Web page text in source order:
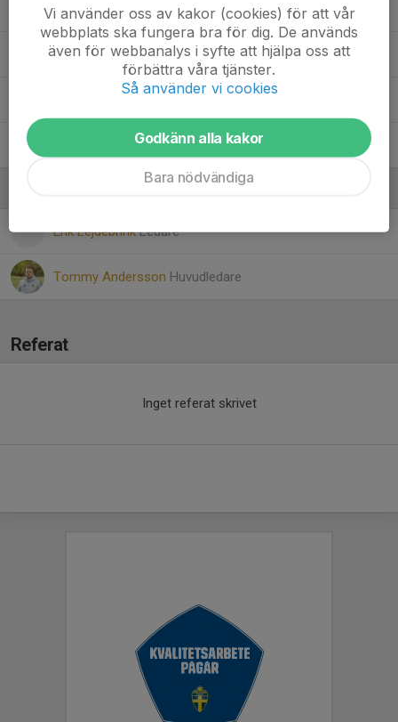
10. Nora Fagerkrantz
20. Saga Halldén Spångberg
Erik LejdebrinkLedare
Tommy Andersson Huvudledare
Referat
Inget referat skrivet
Vi använder oss av kakor (cookies) för att vår
webbplats ska fungera bra för dig. De används
även för webbanalys i syfte att hjälpa oss att
förbättra våra tjänster.
Så använder vi cookies
Godkänn alla kakor
Bara nödvändiga